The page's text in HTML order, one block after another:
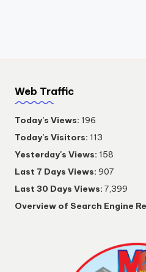
Web Traffic
Today's Views: 196
Today's Visitors: 113
Yesterday's Views: 158
Last 7 Days Views: 907
Last 30 Days Views: 7,399
Overview of Search Engine